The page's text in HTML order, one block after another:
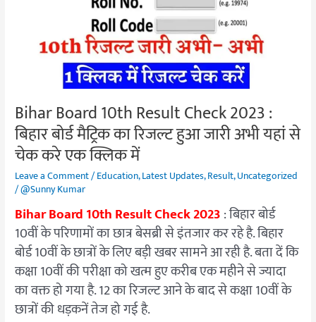
Bihar Board 10th Result Check 2023 :
बिहार बोर्ड मैट्रिक का रिजल्ट हुआ जारी अभी यहां से
चेक करे एक क्लिक में
Leave a Comment/Education,Latest Updates,Result,Uncategorized
/@Sunny Kumar
Bihar Board 10th Result Check 2023: बिहार बोर्ड
10वीं के परिणामों का छात्र बेसब्री से इंतजार कर रहे है. बिहार
बोर्ड 10वीं के छात्रों के लिए बड़ी खबर सामने आ रही है. बता दें कि
कक्षा 10वीं की परीक्षा को खत्म हुए करीब एक महीने से ज्यादा
का वक्त हो गया है. 12 का रिजल्ट आने के बाद से कक्षा 10वीं के
छात्रों की धड़कनें तेज हो गई है.
हुआ
जारी
अभी
यहां
से
करे
एक
क्लिक
में